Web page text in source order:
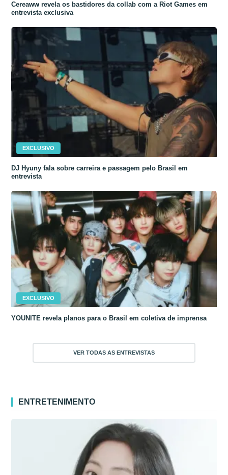
Cereaww revela os bastidores da collab com a Riot Games em
entrevista exclusiva
EXCLUSIVO
DJ Hyuny fala sobre carreira e passagem pelo Brasil em
entrevista
EXCLUSIVO
YOUNITE revela planos para o Brasil em coletiva de imprensa
VER TODAS AS ENTREVISTAS
ENTRETENIMENTO